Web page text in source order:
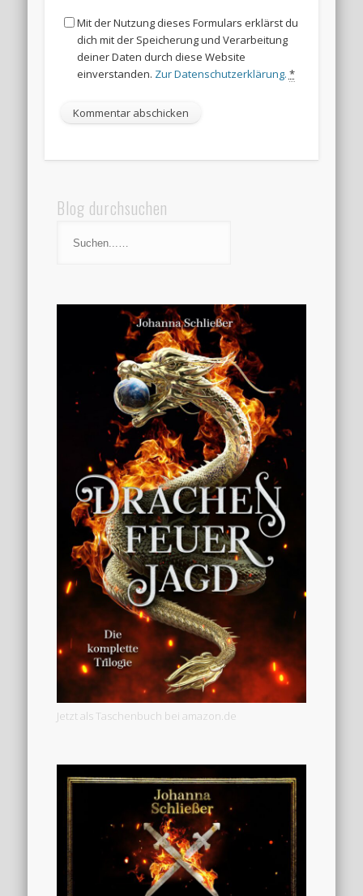
Mit der Nutzung dieses Formulars erklärst du
dich mit der Speicherung und Verarbeitung
deiner Daten durch diese Website
einverstanden. Zur Datenschutzerklärung. *
Blog durchsuchen
Jetzt als Taschenbuch bei amazon.de